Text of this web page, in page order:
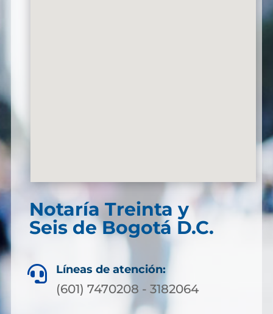
Notaría Treinta y
Seis de Bogotá D.C.
 Líneas de atención:
(601) 7470208 - 3182064